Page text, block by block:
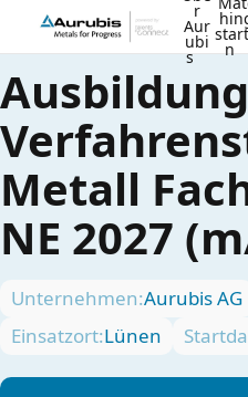
r
Aur
ubi
s n
Ausbildung
Metall
NE 2027
Unternehmen:Aurubis AG
Einsatzort:Lünen